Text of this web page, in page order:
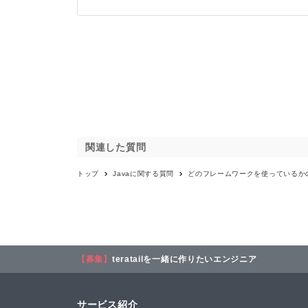
関連した質問
トップ Java に関する質問 どのフレームワークを使っているか
【募集】 teratailを一緒に作りたいエンジニア
サービス紹介